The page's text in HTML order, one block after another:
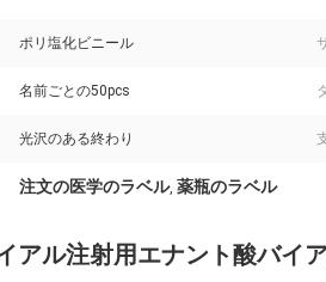
ポリ塩化ビニール
名前ごとの50pcs
光沢のある終わり
注文の医学のラベル, 薬瓶のラベル
アル注射用エナント酸バイ